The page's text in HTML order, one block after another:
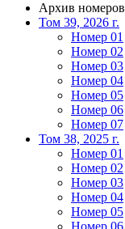
Архив номеров
Том 39, 2026 г.
Номер 01
Номер 02
Номер 03
Номер 04
Номер 05
Номер 06
Номер 07
Том 38, 2025 г.
Номер 01
Номер 02
Номер 03
Номер 04
Номер 05
Номер 06